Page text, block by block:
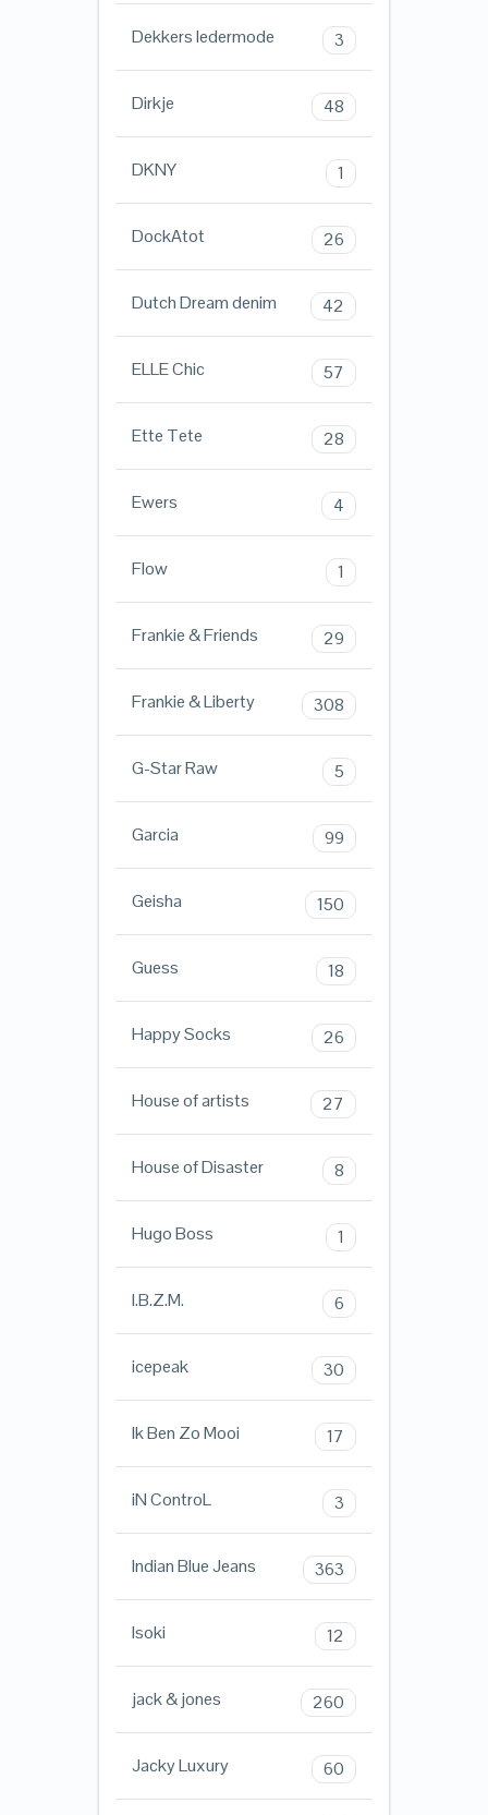
Dekkers ledermode 3
Dirkje 48
DKNY 1
DockAtot 26
Dutch Dream denim 42
ELLE Chic 57
Ette Tete 28
Ewers 4
Flow 1
Frankie & Friends 29
Frankie & Liberty 308
G-Star Raw 5
Garcia 99
Geisha 150
Guess 18
Happy Socks 26
House of artists 27
House of Disaster 8
Hugo Boss 1
I.B.Z.M. 6
icepeak 30
Ik Ben Zo Mooi 17
iN ControL 3
Indian Blue Jeans 363
Isoki 12
jack & jones 260
Jacky Luxury 60